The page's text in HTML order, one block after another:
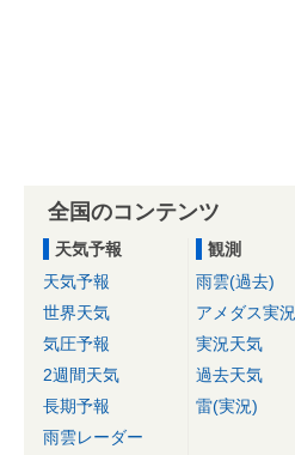
全国のコンテンツ
天気予報
天気予報
世界天気
気圧予報
2週間天気
長期予報
雨雲レーダー
観測
雨雲(過去)
アメダス実況
実況天気
過去天気
雷(実況)